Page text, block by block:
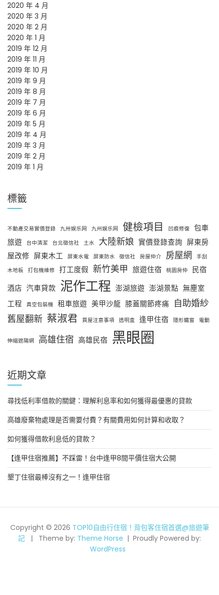
2020 年 4 月
2020 年 3 月
2020 年 2 月
2020 年 1 月
2019 年 12 月
2019 年 11 月
2019 年 10 月
2019 年 9 月
2019 年 8 月
2019 年 7 月
2019 年 6 月
2019 年 5 月
2019 年 4 月
2019 年 3 月
2019 年 2 月
2019 年 1 月
標籤
不動產交易實價登錄 九卅娱乐网 九州娱乐网 健檢項目 凹痕修復
包車
旅遊
台中清潔 台北徵信社 土水 大陸新娘 實價登錄查詢 屏東房
屋改修 屏東木工 屏東水電 屏東防水 徵信社 房屋仲介 房屋網
手刮
木地板
打包機維修 打工度假 新竹美甲 旅遊住宿 桃園房仲
民宿
酒店 汽車貸款 泥作工程 澎湖旅遊 澎湖景點 無塵室
工程
真空包裝機 租車旅遊 美甲沙龍 膝蓋關節疼痛
自助婚紗
舊屋翻新 蔡淑君 買屋注意事項 透明盒 逢甲住宿 隱形鐵窗 電動
伸縮遮陽網 高雄住宿 高雄民宿 黑眼圈
近期文章
尋找低利率借款的關鍵：理解利息率和如何獲得最優惠的貸款
高雄廢棄物處理是否需要付費？有關費用如何計算和收取？
如何獲得借款利息低的貸款？
【逢甲住宿推薦】不踩雷！台中逢甲8間平價住宿大公開
墾丁住宿最棒沒有之一！逢甲住宿
Copyright © 2026 TOP10自由行住宿！背包客住宿首選@旅遊筆
記
Theme by: Theme Horse
Proudly Powered by:
WordPress